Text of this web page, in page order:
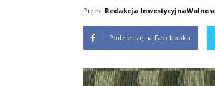
Przez Redakcja
Podziel się na Facebooku